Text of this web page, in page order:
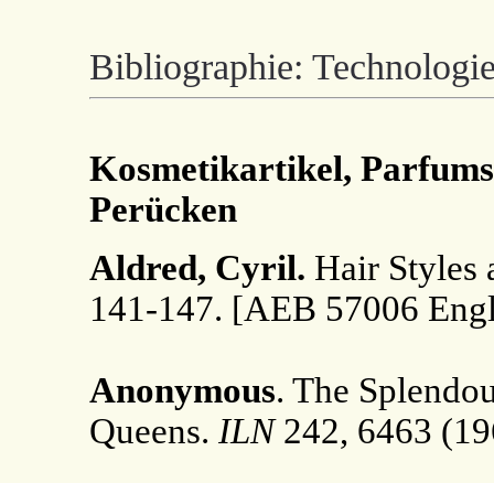
Bibliographie:
Kosmetikartikel,
Perücken
Aldred, Cyril. Hair Styles
141-147. [AEB 57006
Anonymous. The
Queens. ILN242, 6463